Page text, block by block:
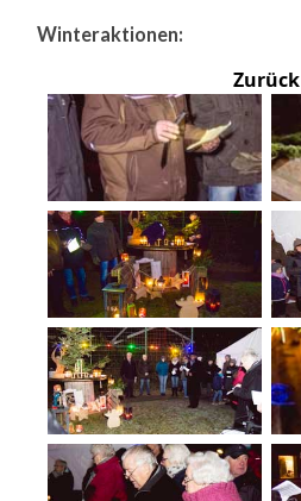
Winteraktionen:
Zurück